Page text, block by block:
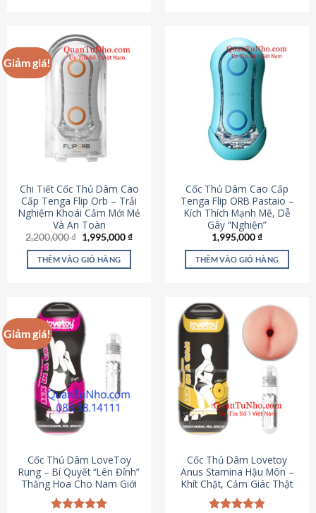
Giảm giá!
Chi Tiết Cốc Thủ Dâm Cao
Cấp Tenga Flip Orb – Trải
Nghiệm Khoái Cảm Mới Mẻ
Và An Toàn
2,200,000₫ Giá
gốc
là:
2,200,000 ₫.
1,995,000₫Giá
THÊM VÀO GIỎ HÀNG
Cốc Thủ Dâm Cao Cấp
Tenga Flip ORB Pastaio –
Kích Thích Mạnh Mẽ, Dễ
Gây “Nghiện”
1,995,000₫
THÊM VÀO GIỎ HÀNG
Giảm giá!
Cốc Thủ Dâm LoveToy
Rung – Bí Quyết “Lên Đỉnh”
Thăng Hoa Cho Nam Giới
Cốc Thủ Dâm Lovetoy
Anus Stamina Hậu Môn –
Khít Chặt, Cảm Giác Thật